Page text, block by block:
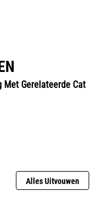
Gerelateerde Cat
Alles Uitvouwen